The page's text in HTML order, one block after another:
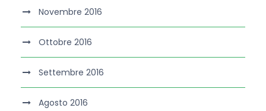
Novembre 2016
Ottobre 2016
Settembre 2016
Agosto 2016